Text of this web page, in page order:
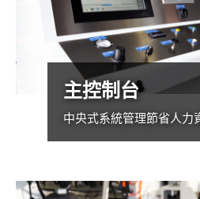
主控制台
中央式系統管理節省人力